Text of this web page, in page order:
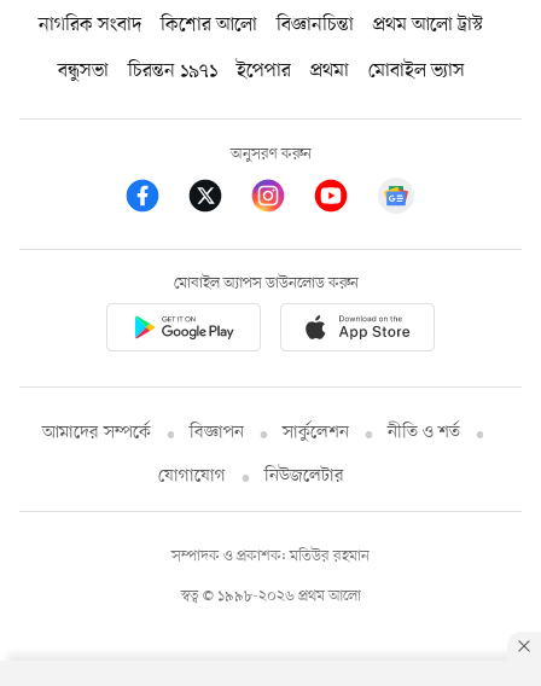
নাগরিক সংবাদ কিশোর আলো বিজ্ঞানচিন্তা
প্রথম আলো ট্রাস্ট
বন্ধুসভা
চিরন্তন ১৯৭১ ইপেপার প্রথমা মোবাইল ভ্যাস
অনুসরণ করুন
মোবাইল অ্যাপস ডাউনলোড করুন
আমাদের সম্পর্কে বিজ্ঞাপন সার্কুলেশন
নীতি ও শর্ত
যোগাযোগ
নিউজলেটার
স্বত্ব © ১৯৯৮-২০২৬ প্রথম আলো
সম্পাদক ও প্রকাশক: মতিউর রহমান